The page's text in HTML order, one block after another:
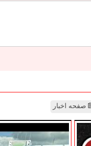
صفحه اخبار